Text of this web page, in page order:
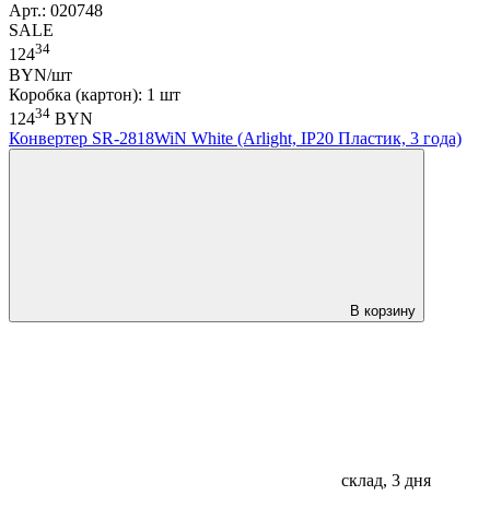
Арт.: 020748
SALE
12434
BYN/шт
Коробка (картон): 1 шт
12434 BYN
Конвертер SR-2818WiN White (Arlight, IP20 Пластик, 3 года)
В корзину
склад, 3 дня